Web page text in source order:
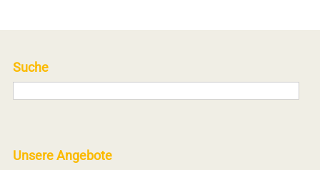
Suche
Unsere Angebote